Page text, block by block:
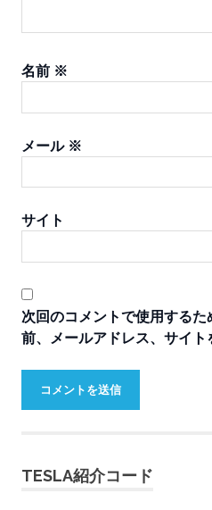
名前 ※
メール ※
サイト
次回のコメントで使用する
前、メールアドレス、サイト
TESLA紹介コード